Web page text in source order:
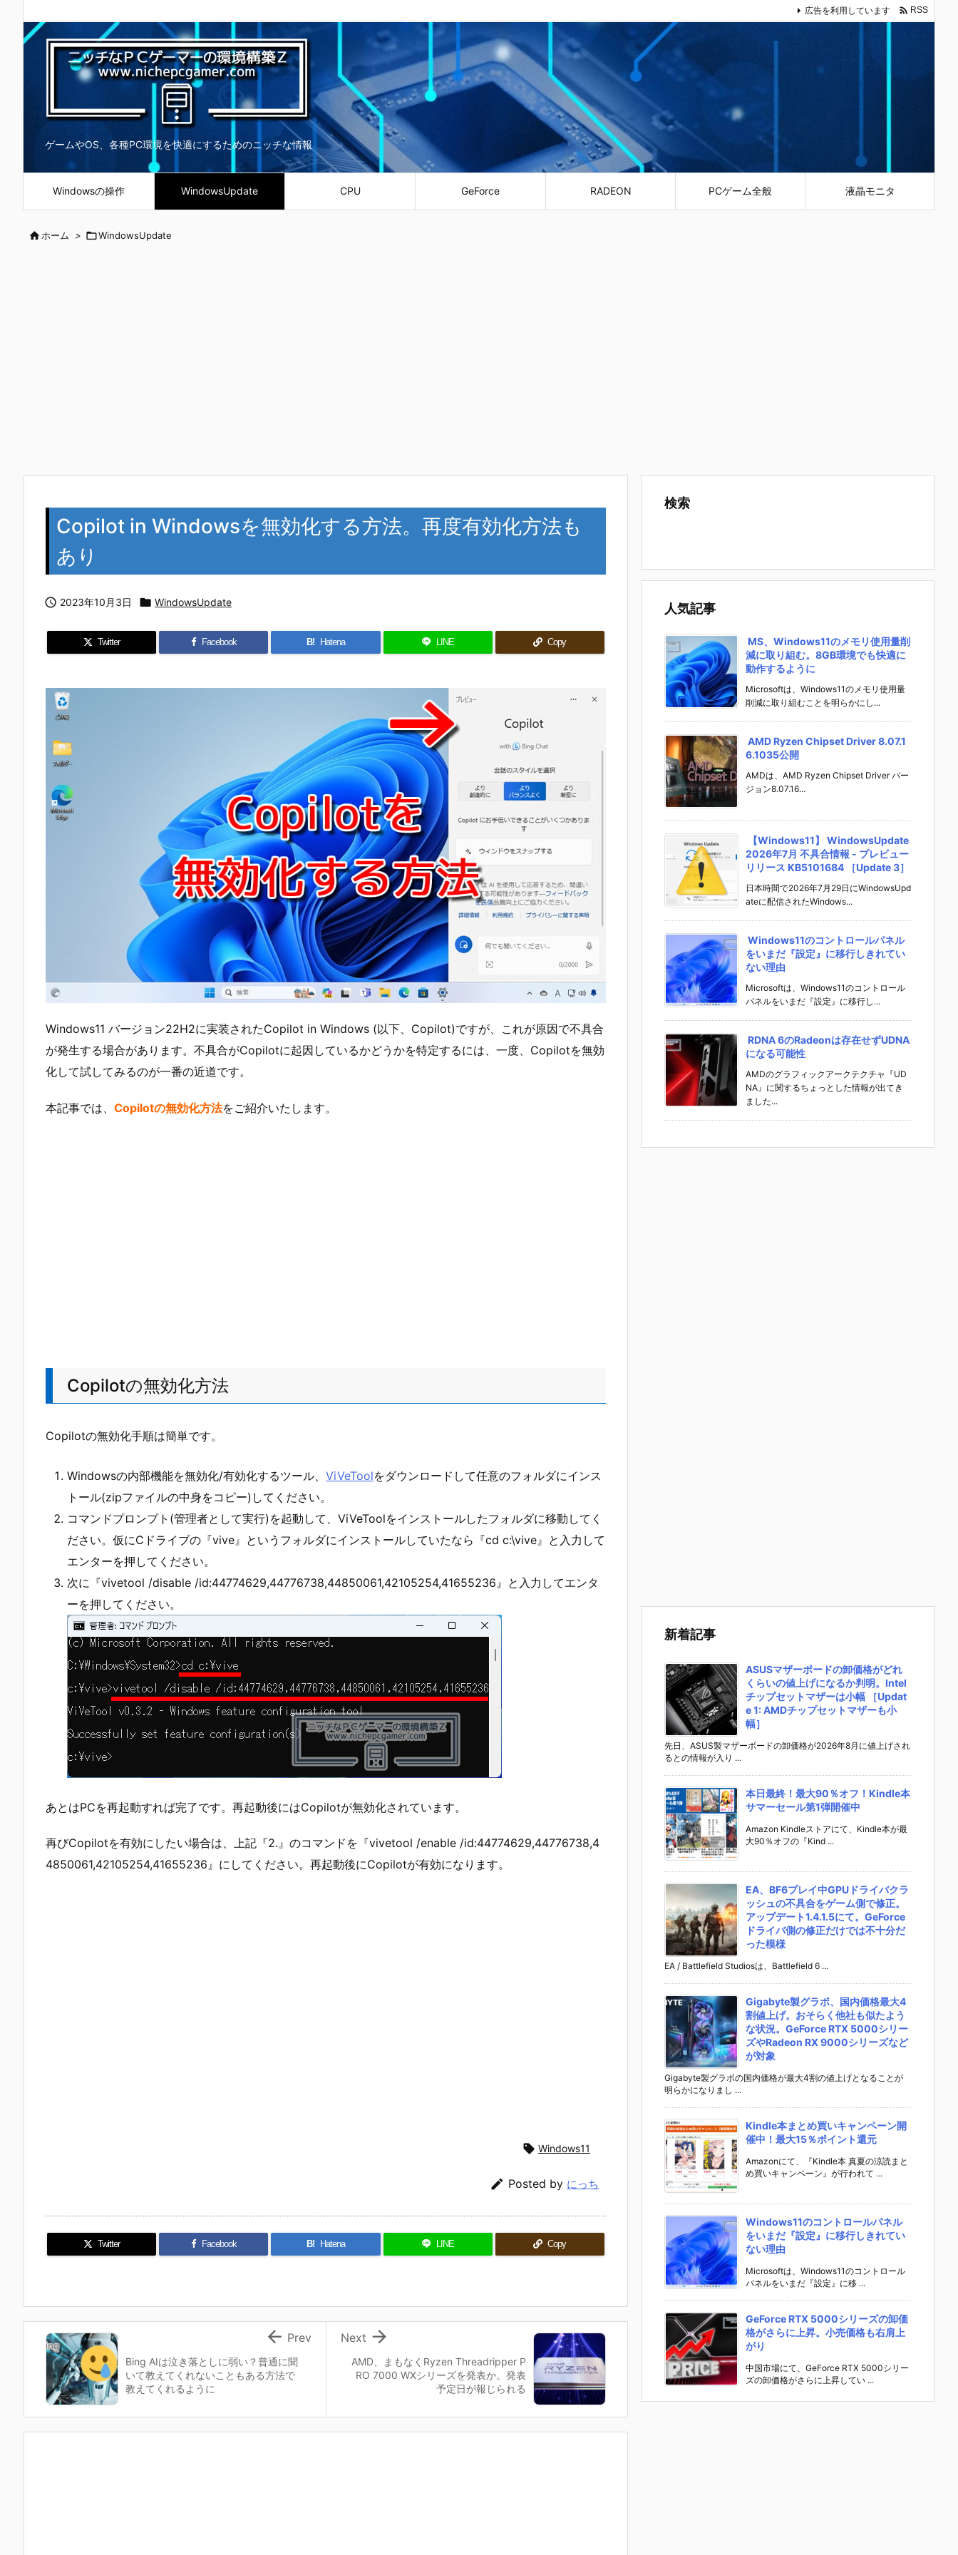
ゲームやOS、各種PC環境を快適にするためのニッチな情報
Windowsの操作 WindowsUpdate CPU GeForce RADEON PCゲーム全般 液晶モニタ
広告を利用しています  RSS
ホーム > WindowsUpdate
Copilot in Windowsを無効化する方法。再度有効化方法も
あり
 2023年10月3日  WindowsUpdate
Twitter Facebook B! Hatena LINE Copy
Windows11 バージョン22H2に実装されたCopilot in Windows (以下、Copilot)ですが、これが原因で不具合
が発生する場合があります。不具合がCopilotに起因しているかどうかを特定するには、一度、Copilotを無効
化して試してみるのが一番の近道です。
本記事では、 Copilotの無効化方法をご紹介いたします。
Copilotの無効化方法
Copilotの無効化手順は簡単です。
Windowsの内部機能を無効化/有効化するツール、 ViVeToolをダウンロードして任意のフォルダにインス
トール(zipファイルの中身をコピー)してください。
コマンドプロンプト(管理者として実行)を起動して、ViVeToolをインストールしたフォルダに移動してく
ださい。仮にCドライブの『vive』というフォルダにインストールしていたなら『cd c:\vive』と入力して
エンターを押してください。
次に『vivetool /disable /id:44774629,44776738,44850061,42105254,41655236』と入力してエンタ
ーを押してください。
あとはPCを再起動すれば完了です。再起動後にはCopilotが無効化されています。
再びCopilotを有効にしたい場合は、上記『2.』のコマンドを『vivetool /enable /id:44774629,44776738,4
4850061,42105254,41655236』にしてください。再起動後にCopilotが有効になります。
 Windows11
 Posted by にっち
Twitter Facebook B! Hatena LINE Copy
AMD、まもなくRyzen Threadripper P
RO 7000 WXシリーズを発表か。発表
予定日が報じられる

Next
Bing AIは泣き落としに弱い？普通に聞
いて教えてくれないこともある方法で
教えてくれるように
 Prev
検索
人気記事
MS、Windows11のメモリ使用量削
減に取り組む。8GB環境でも快適に
動作するように
Microsoftは、Windows11のメモリ使用量
削減に取り組むことを明らかにし...
AMD Ryzen Chipset Driver 8.07.1
6.1035公開
AMDは、AMD Ryzen Chipset Driver バー
ジョン8.07.16...
【Windows11】 WindowsUpdate
2026年7月 不具合情報 - プレビュー
リリース KB5101684 ［Update 3］
日本時間で2026年7月29日にWindowsUpd
ateに配信されたWindows...
Windows11のコントロールパネル
をいまだ『設定』に移行しきれてい
ない理由
Microsoftは、Windows11のコントロール
パネルをいまだ『設定』に移行し...
RDNA 6のRadeonは存在せずUDNA
になる可能性
AMDのグラフィックアークテクチャ『UD
NA』に関するちょっとした情報が出てき
ました...
新着記事
ASUSマザーボードの卸価格がどれ
くらいの値上げになるか判明。Intel
チップセットマザーは小幅 ［Updat
e 1: AMDチップセットマザーも小
幅］
先日、ASUS製マザーボードの卸価格が2026年8月に値上げされ
るとの情報が入り ...
本日最終！最大90％オフ！Kindle本
サマーセール第1弾開催中
Amazon Kindleストアにて、Kindle本が最
大90％オフの『Kind ...
EA、BF6プレイ中GPUドライバクラ
ッシュの不具合をゲーム側で修正。
アップデート1.4.1.5にて。GeForce
ドライバ側の修正だけでは不十分だ
った模様
EA / Battlefield Studiosは、Battlefield 6 ...
Gigabyte製グラボ、国内価格最大4
割値上げ。おそらく他社も似たよう
な状況。GeForce RTX 5000シリー
ズやRadeon RX 9000シリーズなど
が対象
Gigabyte製グラボの国内価格が最大4割の値上げとなることが
明らかになりまし ...
Kindle本まとめ買いキャンペーン開
催中！最大15％ポイント還元
Amazonにて、『Kindle本 真夏の涼読まと
め買いキャンペーン』が行われて ...
Windows11のコントロールパネル
をいまだ『設定』に移行しきれてい
ない理由
Microsoftは、Windows11のコントロール
パネルをいまだ『設定』に移 ...
GeForce RTX 5000シリーズの卸価
格がさらに上昇。小売価格も右肩上
がり
中国市場にて、GeForce RTX 5000シリー
ズの卸価格がさらに上昇してい ...